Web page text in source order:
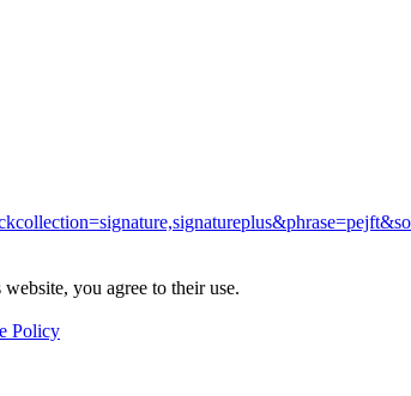
you agree to their use.
Policy